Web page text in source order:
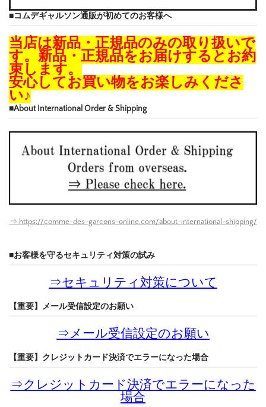
■コムデギャルソン通販が初めてのお客様へ
当店は新品・正規品のみの取り扱いで
す。新品・正規品をお届けするとお約
束します。
安心してお買い物をお楽しみくださ
い♪
■About International Order & Shipping
⇒ https://comme-des-garcons-online.com/about-international-shipping/
■お客様を守るセキュリティ対策の試み
⇒セキュリティ対策について
【重要】メール受信設定のお願い
⇒メール受信設定のお願い
【重要】クレジットカード決済でエラーになった場合
⇒クレジットカード決済でエラーになった
場合